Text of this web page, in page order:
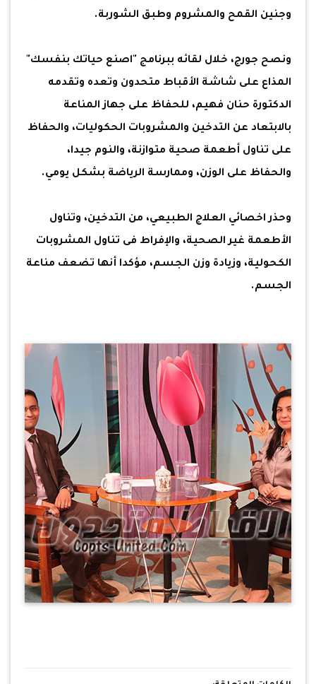
وجنين القمح والمشروم وطبق الشوربة.
ونصح جورج، خلال لقائه ببرنامج "اصنع حياتك بنفسك"
المذاع على شاشة الأقباط متحدون وتعده وتقدمه
الدكتورة حنان فهيم، للحفاظ على جهاز المناعة
بالابتعاد عن التدخين والمشروبات الحكوليات، والحفاظ
على تناول أطعمة صحية متوازنة، والنوم جيدا،
والحفاظ على الوزن، وممارسة الرياضة بشكل يومي.
وحذر اخصائي العلاج الطبيعي، من التدخين، وتناول
الأطعمة غير الصحية، والإفراط فى تناول المشروبات
الكحولية، وزيادة وزن الجسم، مؤكدا أنها تضعف مناعة
الجسم.